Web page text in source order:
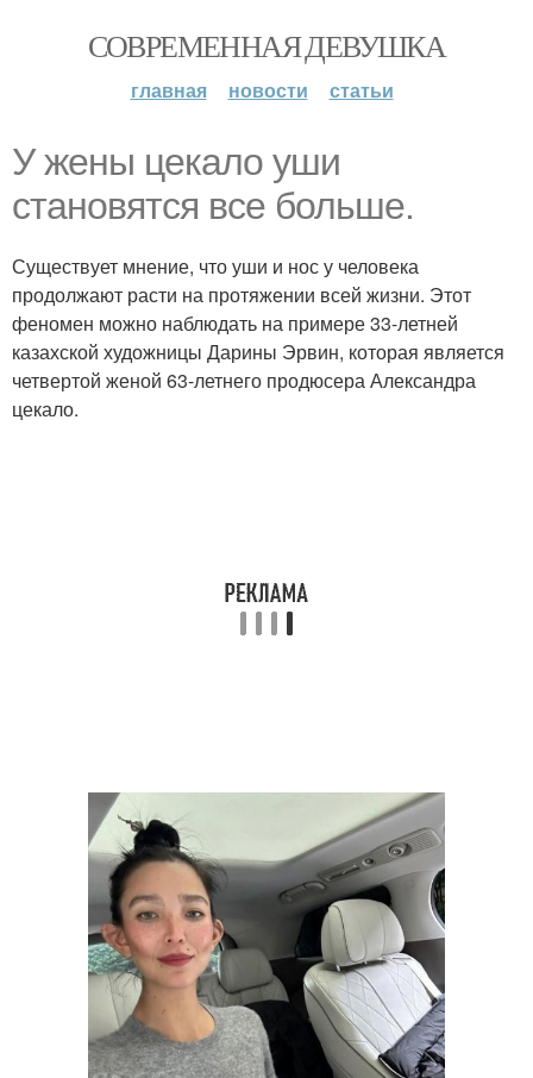
СОВРЕМЕННАЯ ДЕВУШКА
главная новости статьи
У жены цекало уши
становятся все больше.
Существует мнение, что уши и нос у человека
продолжают расти на протяжении всей жизни. Этот
феномен можно наблюдать на примере 33-летней
казахской художницы Дарины Эрвин, которая является
четвертой женой 63-летнего продюсера Александра
цекало.